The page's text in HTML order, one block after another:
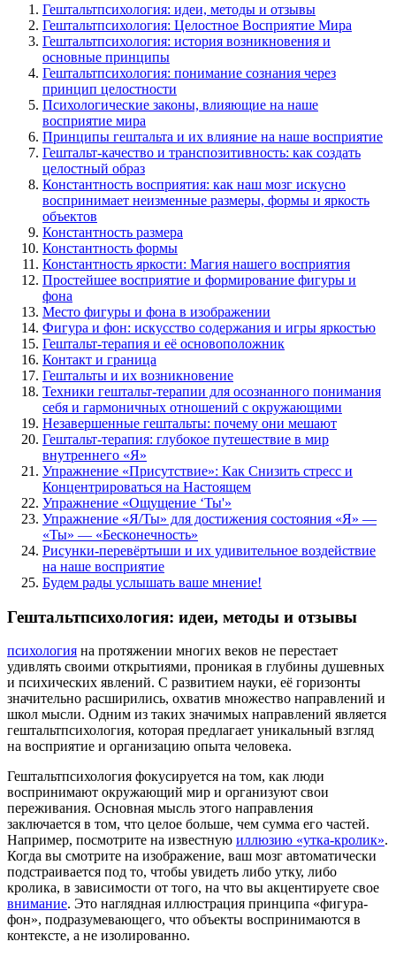
Гештальтпсихология: идеи, методы и отзывы
Гештальтпсихология: Целостное Восприятие Мира
Гештальтпсихология: история возникновения и
основные принципы
Гештальтпсихология: понимание сознания через
принцип целостности
Психологические законы, влияющие на наше
восприятие мира
Принципы гештальта и их влияние на наше восприятие
Гештальт-качество и транспозитивность: как создать
целостный образ
Константность восприятия: как наш мозг искусно
воспринимает неизменные размеры, формы и яркость
объектов
Константность размера
Константность формы
Константность яркости: Магия нашего восприятия
Простейшее восприятие и формирование фигуры и
фона
Место фигуры и фона в изображении
Фигура и фон: искусство содержания и игры яркостью
Гештальт-терапия и её основоположник
Контакт и граница
Гештальты и их возникновение
Техники гештальт-терапии для осознанного понимания
себя и гармоничных отношений с окружающими
Незавершенные гештальты: почему они мешают
Гештальт-терапия: глубокое путешествие в мир
внутреннего «Я»
Упражнение «Присутствие»: Как Снизить стресс и
Концентрироваться на Настоящем
Упражнение «Ощущение ‘Ты'»
Упражнение «Я/Ты» для достижения состояния «Я» —
«Ты» — «Бесконечность»
Рисунки-перевёртыши и их удивительное воздействие
на наше восприятие
Будем рады услышать ваше мнение!
Гештальтпсихология: идеи, методы и отзывы
психология на протяжении многих веков не перестает
удивлять своими открытиями, проникая в глубины душевных
и психических явлений. С развитием науки, её горизонты
значительно расширились, охватив множество направлений и
школ мысли. Одним из таких значимых направлений является
гештальтпсихология, которая предлагает уникальный взгляд
на восприятие и организацию опыта человека.
Гештальтпсихология фокусируется на том, как люди
воспринимают окружающий мир и организуют свои
переживания. Основная мысль этого направления
заключается в том, что целое больше, чем сумма его частей.
Например, посмотрите на известную иллюзию «утка-кролик».
Когда вы смотрите на изображение, ваш мозг автоматически
подстраивается под то, чтобы увидеть либо утку, либо
кролика, в зависимости от того, на что вы акцентируете свое
внимание. Это наглядная иллюстрация принципа «фигура-
фон», подразумевающего, что объекты воспринимаются в
контексте, а не изолированно.